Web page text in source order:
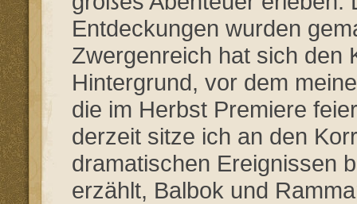
Entdeckungen wurden
Zwergenreich hat sich den
Hintergrund, vor dem
die im Herbst Premiere
derzeit sitze ich an den
dramatischen Ereignissen
erzählt, Balbok und